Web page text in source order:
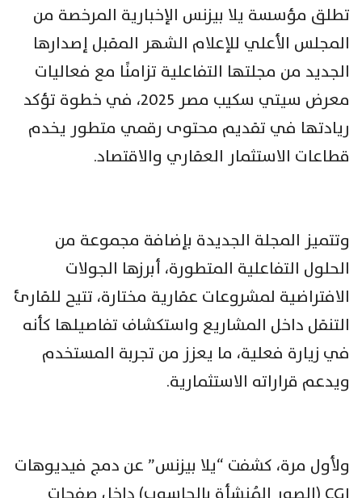
تطلق مؤسسة يلا بيزنس الإخبارية المرخصة من
المجلس الأعلي للإعلام الشهر المقبل إصدارها
الجديد من مجلتها التفاعلية تزامنًا مع فعاليات
معرض سيتي سكيب مصر 2025، في خطوة تؤكد
ريادتها في تقديم محتوى رقمي متطور يخدم
قطاعات الاستثمار العقاري والاقتصاد.
وتتميز المجلة الجديدة بإضافة مجموعة من
الحلول التفاعلية المتطورة، أبرزها الجولات
الافتراضية لمشروعات عقارية مختارة، تتيح للقارئ
التنقل داخل المشاريع واستكشاف تفاصيلها كأنه
في زيارة فعلية، ما يعزز من تجربة المستخدم
ويدعم قراراته الاستثمارية.
ولأول مرة، كشفت “يلا بيزنس” عن دمج فيديوهات